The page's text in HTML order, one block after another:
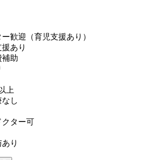
歓迎（育児支援あり）
あり
補助
上
し
クター可
り